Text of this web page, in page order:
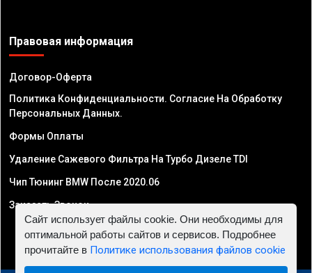
Правовая информация
Договор-Оферта
Политика Конфиденциальности. Согласие На Обработку
Персональных Данных.
Формы Оплаты
Удаление Сажевого Фильтра На Турбо Дизеле TDI
Чип Тюнинг BMW После 2020.06
Заказать Звонок
Сайт использует файлы cookie. Они необходимы для
оптимальной работы сайтов и сервисов. Подробнее
прочитайте в Политике использования файлов cookie